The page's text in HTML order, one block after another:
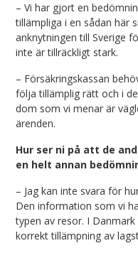
– Vi har gjort en
tillämpliga i en sådan här
anknytningen till Sverige
inte är tillräckligt stark.
– Försäkringskassan
följa tillämplig rätt och i
dom som vi menar är
ärenden.
Hur ser ni på att de
en helt annan
– Jag kan inte svara för
Den information som vi
typen av resor. I
korrekt tillämpning av